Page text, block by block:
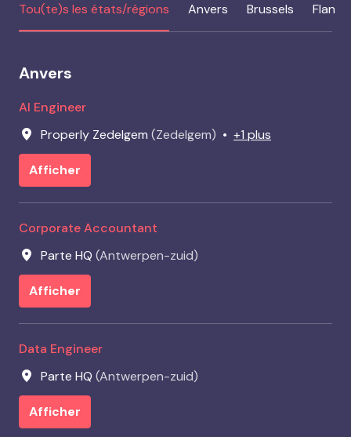
Tou(te)s les états/régions Anvers Brussels
Anvers
AI Engineer
Properly Zedelgem (Zedelgem) • +1 plus
Afficher
Corporate Accountant
Parte HQ (Antwerpen-zuid)
Afficher
Data Engineer
Parte HQ (Antwerpen-zuid)
Afficher